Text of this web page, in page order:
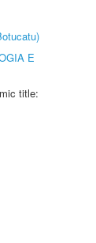
E
title: